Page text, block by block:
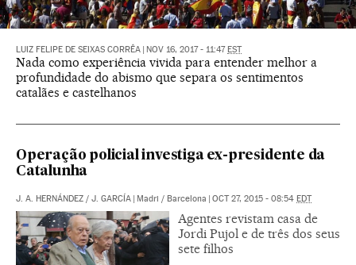
LUIZ FELIPE DE SEIXAS CORRÊA NOV 16, 2017 - 11:47 EST
Nada como experiência vivida para entender melhor a
profundidade do abismo que separa os sentimentos
catalães e castelhanos
Operação policial investiga ex-presidente da
Catalunha
J. A. HERNÁNDEZ / J. GARCÍA Madri / Barcelona OCT 27, 2015 - 08:54 EDT
Agentes revistam casa de
Jordi Pujol e de três dos seus
sete filhos